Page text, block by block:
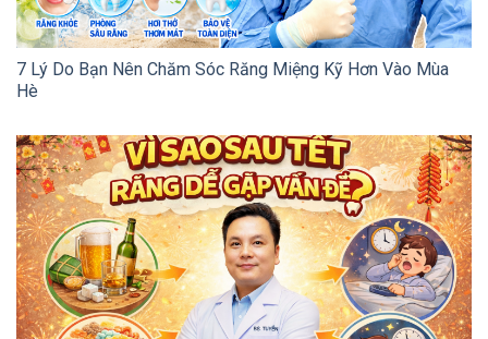
7 Lý Do Bạn Nên Chăm Sóc Răng Miệng Kỹ Hơn Vào Mùa
Hè